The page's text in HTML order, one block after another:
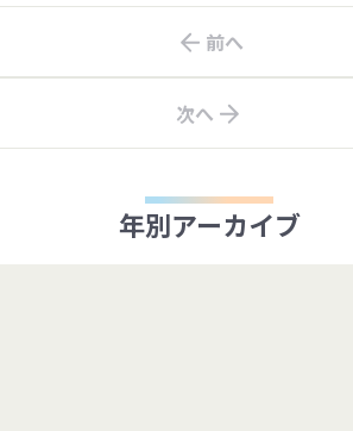
前へ
次へ
年別アーカイブ